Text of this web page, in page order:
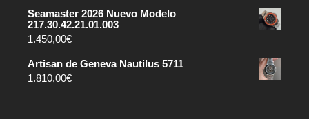
Seamaster 2026 Nuevo Modelo
217.30.42.21.01.003
1.450,00€
Artisan de Geneva Nautilus 5711
1.810,00€